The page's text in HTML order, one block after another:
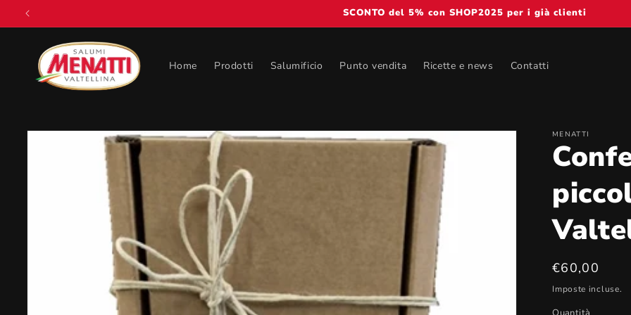
direttamente
ai contenuti
SCONTO del 5% con SHOP2025 per i già clienti
Home Prodotti Salumificio Punto vendita Ricette e news Contatti
Passa alle
informazioni
sul prodotto
MENATTI
Prezzo
di
listino
€60,00
Imposte incluse.